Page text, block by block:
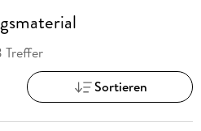
Treffer
Sortieren